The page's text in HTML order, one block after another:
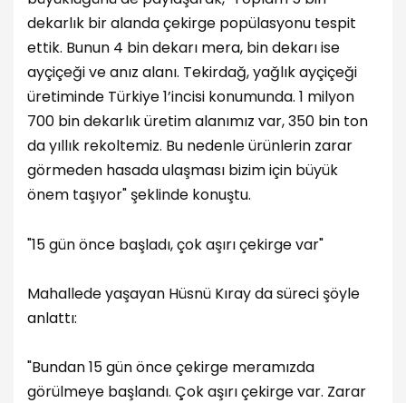
dekarlık bir alanda çekirge popülasyonu tespit
ettik. Bunun 4 bin dekarı mera, bin dekarı ise
ayçiçeği ve anız alanı. Tekirdağ, yağlık ayçiçeği
üretiminde Türkiye 1’incisi konumunda. 1 milyon
700 bin dekarlık üretim alanımız var, 350 bin ton
da yıllık rekoltemiz. Bu nedenle ürünlerin zarar
görmeden hasada ulaşması bizim için büyük
önem taşıyor" şeklinde konuştu.
"15 gün önce başladı, çok aşırı çekirge var"
Mahallede yaşayan Hüsnü Kıray da süreci şöyle
anlattı:
"Bundan 15 gün önce çekirge meramızda
görülmeye başlandı. Çok aşırı çekirge var. Zarar